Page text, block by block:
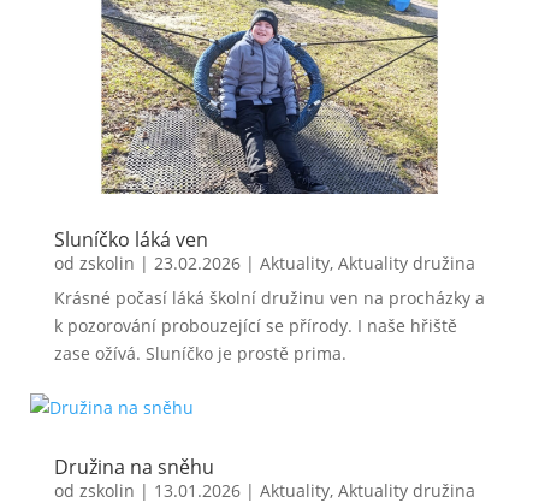
Sluníčko láká ven
od zskolin | 23.02.2026| Aktuality, Aktuality družina
Krásné počasí láká školní družinu ven na procházky a
k pozorování probouzející se přírody. I naše hřiště
zase ožívá. Sluníčko je prostě prima.
Družina na sněhu
od zskolin | 13.01.2026| Aktuality, Aktuality družina